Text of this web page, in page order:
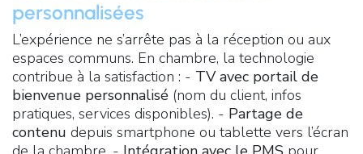
personnalisées
L’expérience ne s’arrête pas à la réception ou aux
espaces communs. En chambre, la technologie
contribue à la satisfaction : - TV avec portail de
bienvenue personnalisé (nom du client, infos
pratiques, services disponibles). - Partage de
contenu depuis smartphone ou tablette vers l’écran